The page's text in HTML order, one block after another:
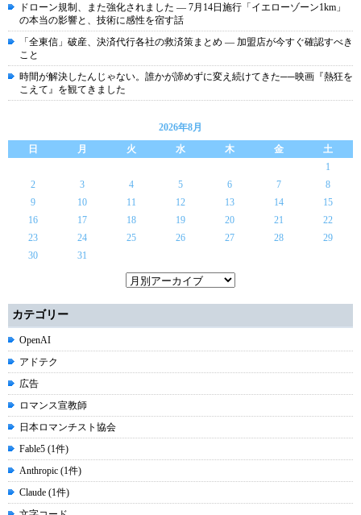
ドローン規制、また強化されました ― 7月14日施行「イエローゾーン1km」
の本当の影響と、技術に感性を宿す話
「全東信」破産、決済代行各社の救済策まとめ ― 加盟店が今すぐ確認すべき
こと
時間が解決したんじゃない。誰かが諦めずに変え続けてきた──映画『熱狂を
こえて』を観てきました
2026年8月
日
月 火 水 木 金
土
1
2
3 4 5 6 7
8
9
10 11 12 13 14
15
16
17 18 19 20 21
22
23
24 25 26 27 28
29
30
31
カテゴリー
OpenAI
アドテク
広告
ロマンス宣教師
日本ロマンチスト協会
Fable5 (1件)
Anthropic (1件)
Claude (1件)